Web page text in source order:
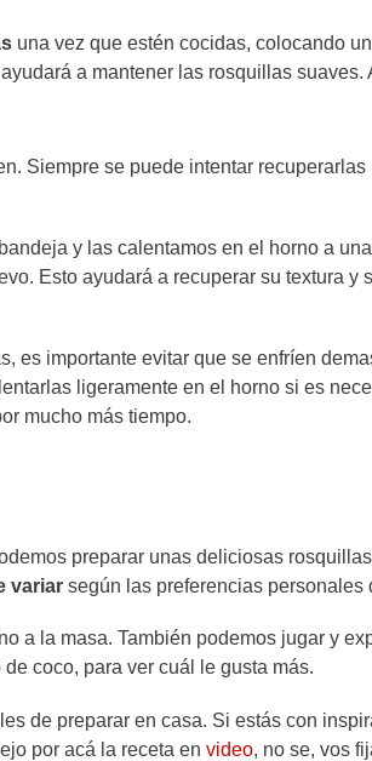
una vez que estén cocidas, colocando
a mantener las rosquillas suaves.
Siempre se puede intentar recuperarlas
y las calentamos en el horno a
Esto ayudará a recuperar su textura y
es importante evitar que se enfríen
ligeramente en el horno si es
mucho más tiempo.
preparar unas deliciosas
variar según las preferencias personales
a la masa. También podemos jugar y
coco, para ver cuál le gusta más.
de preparar en casa. Si estás con
por acá la receta en video, no se, vos